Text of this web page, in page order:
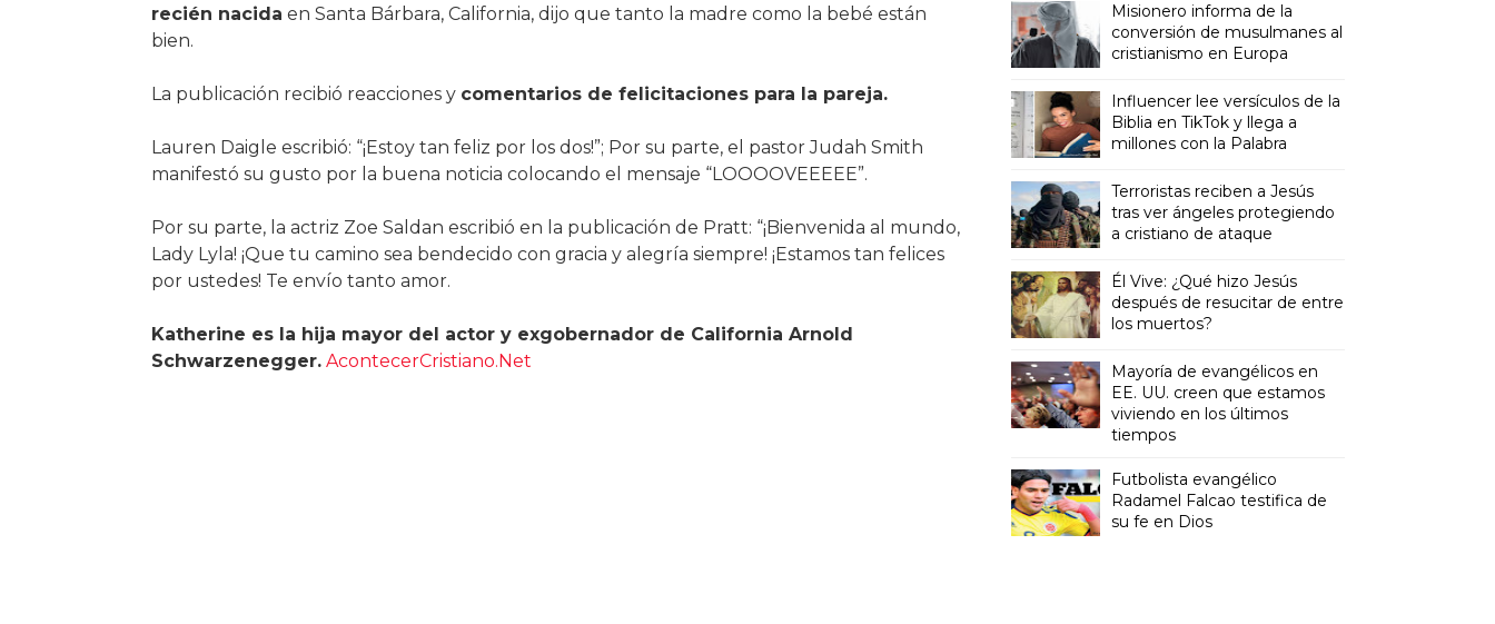
recién nacida en Santa Bárbara, California, dijo que tanto la madre como la bebé están
bien.
La publicación recibió reacciones y comentarios de felicitaciones para la pareja.
Lauren Daigle escribió: “¡Estoy tan feliz por los dos!”; Por su parte, el pastor Judah Smith
manifestó su gusto por la buena noticia colocando el mensaje “LOOOOVEEEEE”.
Por su parte, la actriz Zoe Saldan escribió en la publicación de Pratt: “¡Bienvenida al mundo,
Lady Lyla! ¡Que tu camino sea bendecido con gracia y alegría siempre! ¡Estamos tan felices
por ustedes! Te envío tanto amor.
Katherine es la hija mayor del actor y exgobernador de California Arnold
Schwarzenegger. AcontecerCristiano.Net
Misionero informa de la
conversión de musulmanes al
cristianismo en Europa
Influencer lee versículos de la
Biblia en TikTok y llega a
millones con la Palabra
Terroristas reciben a Jesús
tras ver ángeles protegiendo
a cristiano de ataque
Él Vive: ¿Qué hizo Jesús
después de resucitar de entre
los muertos?
Mayoría de evangélicos en
EE. UU. creen que estamos
viviendo en los últimos
tiempos
Futbolista evangélico
Radamel Falcao testifica de
su fe en Dios